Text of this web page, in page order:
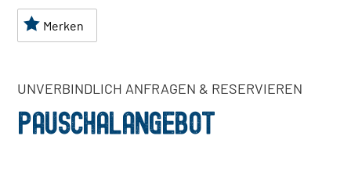
Merken
UNVERBINDLICH ANFRAGEN & RESERVIEREN
PAUSCHALANGEBOT